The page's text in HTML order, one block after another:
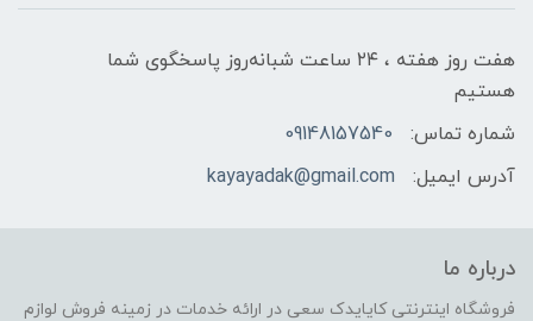
هفت روز هفته ، ۲۴ ساعت شبانه‌روز پاسخگوی شما
هستیم
شماره تماس:
09148157540
آدرس ایمیل:
kayayadak@gmail.com
درباره ما
فروشگاه اینترنتی کایایدک سعی در ارائه خدمات در زمینه فروش لوازم